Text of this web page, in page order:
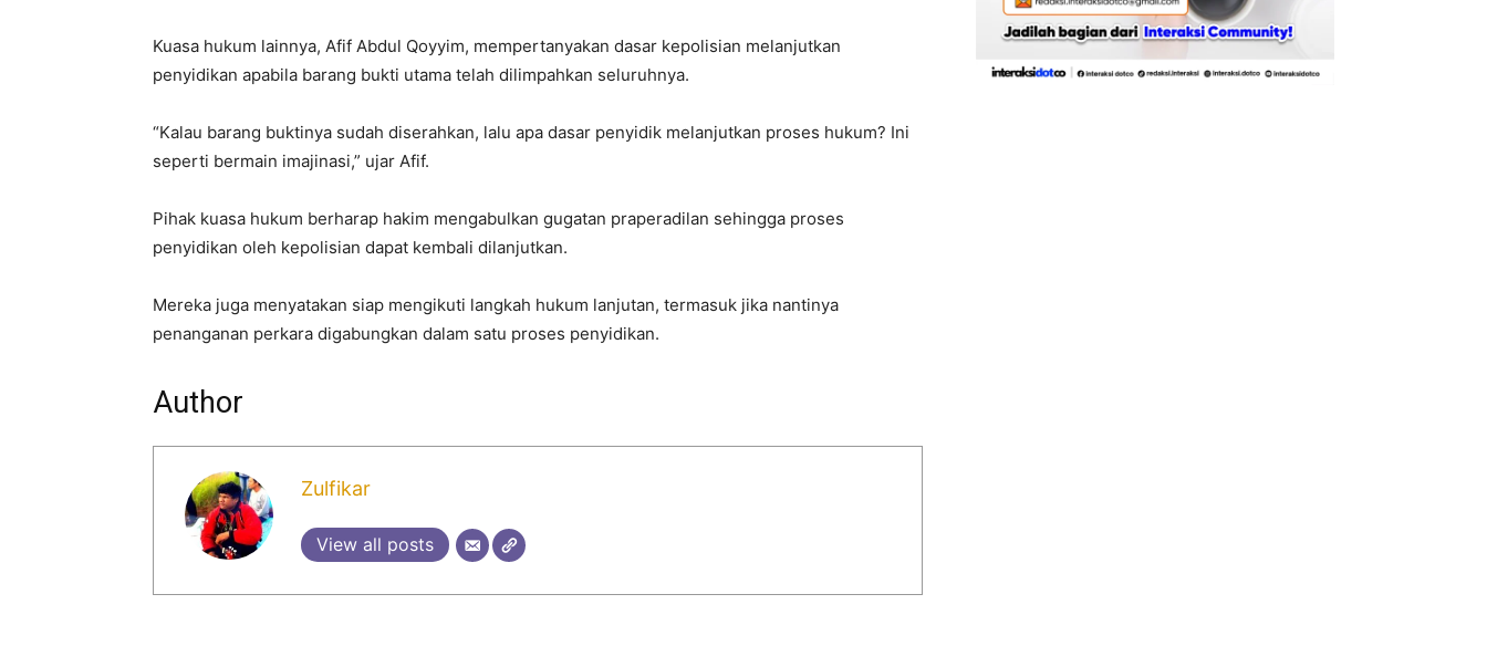
Kuasa hukum lainnya, Afif Abdul Qoyyim, mempertanyakan dasar kepolisian melanjutkan
penyidikan apabila barang bukti utama telah dilimpahkan seluruhnya.
“Kalau barang buktinya sudah diserahkan, lalu apa dasar penyidik melanjutkan proses hukum? Ini
seperti bermain imajinasi,” ujar Afif.
Pihak kuasa hukum berharap hakim mengabulkan gugatan praperadilan sehingga proses
penyidikan oleh kepolisian dapat kembali dilanjutkan.
Mereka juga menyatakan siap mengikuti langkah hukum lanjutan, termasuk jika nantinya
penanganan perkara digabungkan dalam satu proses penyidikan.
Author
Zulfikar
View all posts